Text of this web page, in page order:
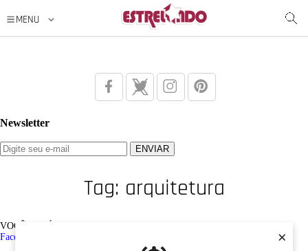
×
Newsletter
Tag: arquitetura
VOCÊ ESTÁ AQUI: Tag /
Facebook